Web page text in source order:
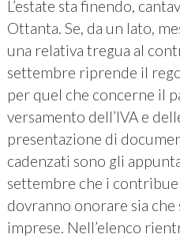
L’estate sta finendo,
Ottanta. Se, da un lato,
una relativa tregua al
settembre riprende il
per quel che concerne il
versamento dell’IVA e
presentazione di
cadenzati sono gli
settembre che i
dovranno onorare sia
imprese. Nell’elenco